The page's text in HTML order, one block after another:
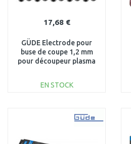
17,68 €
GÜDE Electrode pour
buse de coupe 1,2 mm
pour découpeur plasma
EN STOCK